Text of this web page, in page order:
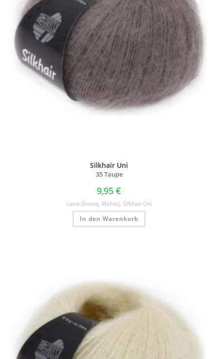
Silkhair Uni
35 Taupe
9,95 €
Lana Grossa, Mohair, Silkhair Uni
In den Warenkorb